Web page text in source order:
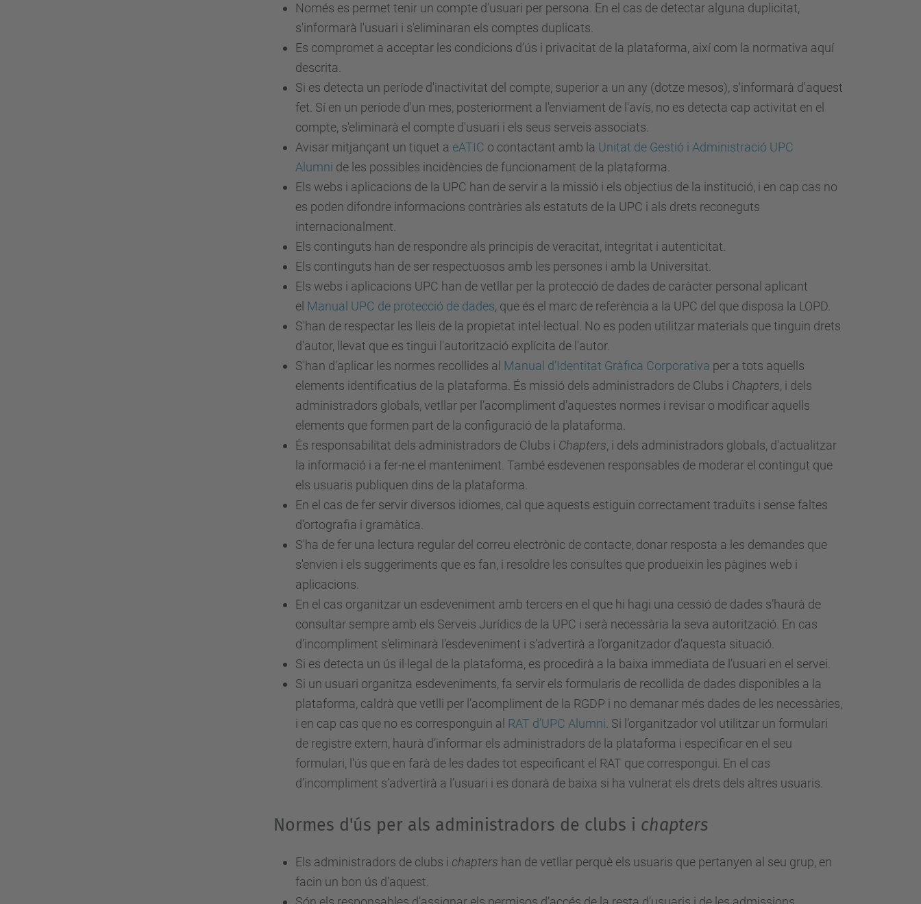
Només es permet tenir un compte d'usuari per persona. En el cas de detectar alguna duplicitat,
s'informarà l'usuari i s'eliminaran els comptes duplicats.
Es compromet a acceptar les condicions d’ús i privacitat de la plataforma, així com la normativa aquí
descrita.
Si es detecta un període d'inactivitat del compte, superior a un any (dotze mesos), s'informarà d'aquest
fet. Sí en un període d'un mes, posteriorment a l'enviament de l'avís, no es detecta cap activitat en el
compte, s'eliminarà el compte d'usuari i els seus serveis associats.
Avisar mitjançant un tiquet a eATIC o contactant amb la Unitat de Gestió i Administració UPC
Alumni de les possibles incidències de funcionament de la plataforma.
Els webs i aplicacions de la UPC han de servir a la missió i els objectius de la institució, i en cap cas no
es poden difondre informacions contràries als estatuts de la UPC i als drets reconeguts
internacionalment.
Els continguts han de respondre als principis de veracitat, integritat i autenticitat.
Els continguts han de ser respectuosos amb les persones i amb la Universitat.
Els webs i aplicacions UPC han de vetllar per la protecció de dades de caràcter personal aplicant
el Manual UPC de protecció de dades, que és el marc de referència a la UPC del que disposa la LOPD.
S'han de respectar les lleis de la propietat intel·lectual. No es poden utilitzar materials que tinguin drets
d'autor, llevat que es tingui l'autorització explícita de l'autor.
S'han d'aplicar les normes recollides al Manual d’Identitat Gràfica Corporativa per a tots aquells
elements identificatius de la plataforma. És missió dels administradors de Clubs i Chapters, i dels
administradors globals, vetllar per l’acompliment d’aquestes normes i revisar o modificar aquells
elements que formen part de la configuració de la plataforma.
És responsabilitat dels administradors de Clubs i Chapters, i dels administradors globals, d'actualitzar
la informació i a fer-ne el manteniment. També esdevenen responsables de moderar el contingut que
els usuaris publiquen dins de la plataforma.
En el cas de fer servir diversos idiomes, cal que aquests estiguin correctament traduïts i sense faltes
d’ortografia i gramàtica.
S'ha de fer una lectura regular del correu electrònic de contacte, donar resposta a les demandes que
s'envien i els suggeriments que es fan, i resoldre les consultes que produeixin les pàgines web i
aplicacions.
En el cas organitzar un esdeveniment amb tercers en el que hi hagi una cessió de dades s’haurà de
consultar sempre amb els Serveis Jurídics de la UPC i serà necessària la seva autorització. En cas
d’incompliment s’eliminarà l’esdeveniment i s’advertirà a l’organitzador d’aquesta situació.
Si es detecta un ús il·legal de la plataforma, es procedirà a la baixa immediata de l’usuari en el servei.
Si un usuari organitza esdeveniments, fa servir els formularis de recollida de dades disponibles a la
plataforma, caldrà que vetlli per l’acompliment de la RGDP i no demanar més dades de les necessàries,
i en cap cas que no es corresponguin al RAT d’UPC Alumni . Si l’organitzador vol utilitzar un formulari
de registre extern, haurà d’informar els administradors de la plataforma i especificar en el seu
formulari, l'ús que en farà de les dades tot especificant el RAT que correspongui. En el cas
d’incompliment s’advertirà a l’usuari i es donarà de baixa si ha vulnerat els drets dels altres usuaris.
Normes d'ús per als administradors de clubs i chapters
Els administradors de clubs i chapters han de vetllar perquè els usuaris que pertanyen al seu grup, en
facin un bon ús d'aquest.